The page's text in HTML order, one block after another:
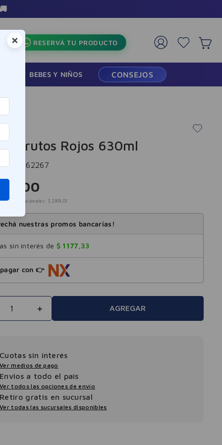
RESERVÁ TU PRODUCTO
BEBES Y NIÑOS CONSEJOS
Frutos Rojos 630ml
9962267
00
nacionales: $ 2919 ,01
nuestras promos bancarias!
sin interés de $ 1177,33
con 👉
＋ AGREGAR
Cuotas sin interés
Ver medios de pago
Envios a todo el pais
Ver todos las opciones de envio
Retiro gratis en sucursal
Ver todas las sucursales disponibles
×